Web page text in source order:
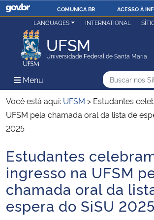
IR
COMUNICA BR ACESSO À
Ministério da Justiça e Segurança Pública
Ministério da Defesa
Ministério das Relações Exteriores
Ministério da Economia
Ministério da Infraestrutura
Ministério da Agricultura, Pecuária e Abastecimento
Ministério da Educação
LANGUAGES INTERNATIONAL
UFSM
Universidade Federal de Santa Maria
Menu Menu Principal do Sítio
Busca
Buscar
Busca:
Você está aqui: UFSM > Estudantes
UFSM pela chamada oral da lista de
2025
Início do conteúdo
Estudantes
ingresso na UFSM
chamada oral da
espera do SiSU 2025